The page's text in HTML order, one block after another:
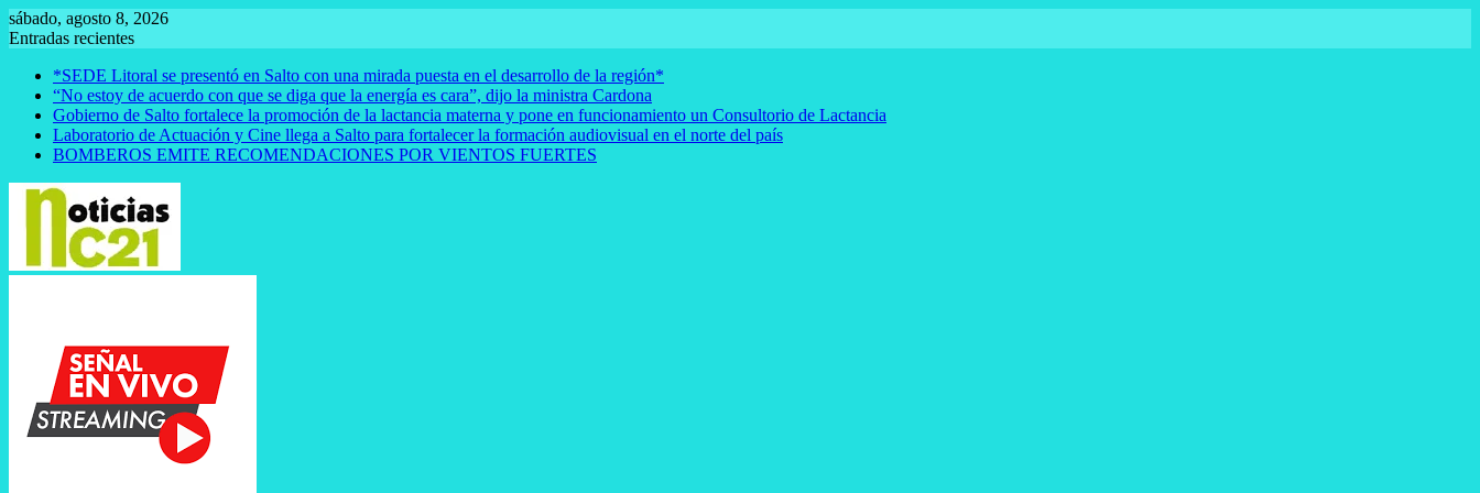
Saltar
al
sábado, agosto 8, 2026
Entradas recientes
*SEDE Litoral se presentó en Salto con una mirada puesta en el desarrollo de la región*
“No estoy de acuerdo con que se diga que la energía es cara”, dijo la ministra Cardona
Gobierno de Salto fortalece la promoción de la lactancia materna y pone en funcionamiento un Consultorio de Lactancia
Laboratorio de Actuación y Cine llega a Salto para fortalecer la formación audiovisual en el norte del país
BOMBEROS EMITE RECOMENDACIONES POR VIENTOS FUERTES